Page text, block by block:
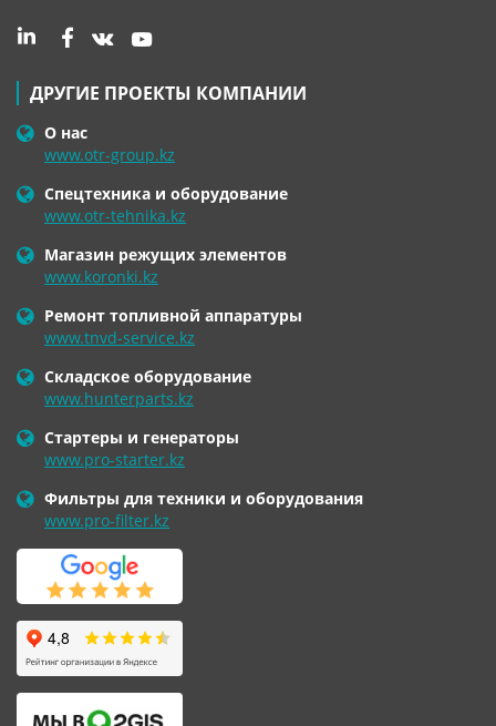
ДРУГИЕ ПРОЕКТЫ КОМПАНИИ
О нас
www.otr-group.kz
Спецтехника и оборудование
www.otr-tehnika.kz
Магазин режущих элементов
www.koronki.kz
Ремонт топливной аппаратуры
www.tnvd-service.kz
Складское оборудование
www.hunterparts.kz
Стартеры и генераторы
www.pro-starter.kz
Фильтры для техники и оборудования
www.pro-filter.kz